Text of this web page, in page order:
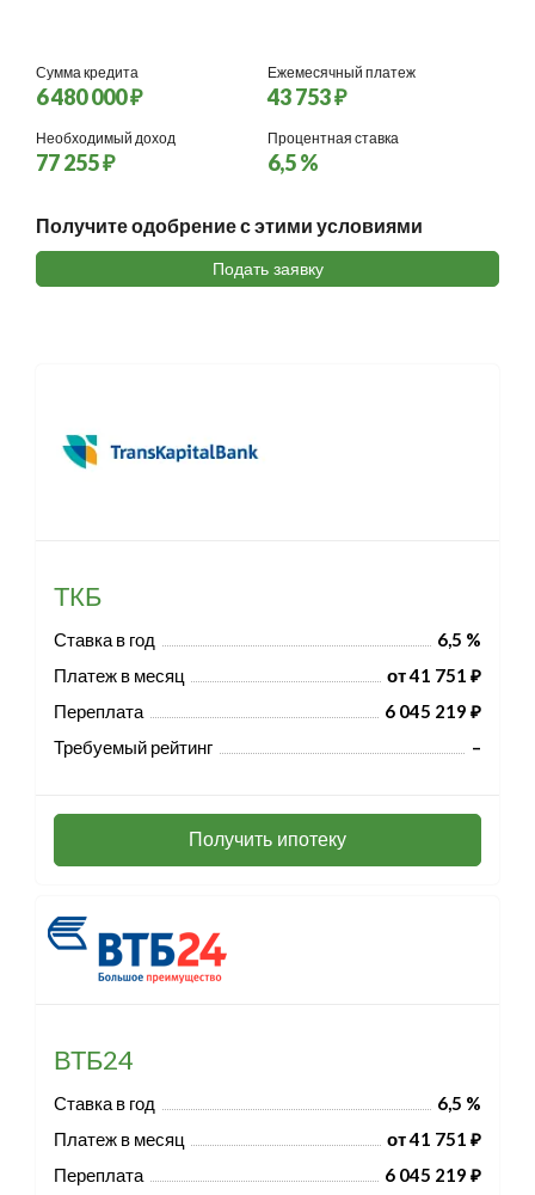
Сумма кредита
6 480 000 ₽
Ежемесячный платеж
43 753 ₽
Необходимый доход
77 255 ₽
Процентная ставка
6,5 %
Получите одобрение с этими условиями
Подать заявку
ТКБ
Ставка в год
6,5 %
Платеж в месяц
от 41 751 ₽
Переплата
6 045 219 ₽
Требуемый рейтинг
–
Получить ипотеку
ВТБ24
Ставка в год
6,5 %
Платеж в месяц
от 41 751 ₽
Переплата
6 045 219 ₽